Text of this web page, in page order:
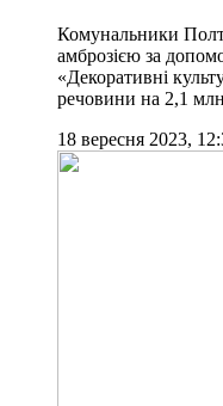
Комунальники
амброзією за
«Декоративні
речовини на 2,1
18 вересня 2023,